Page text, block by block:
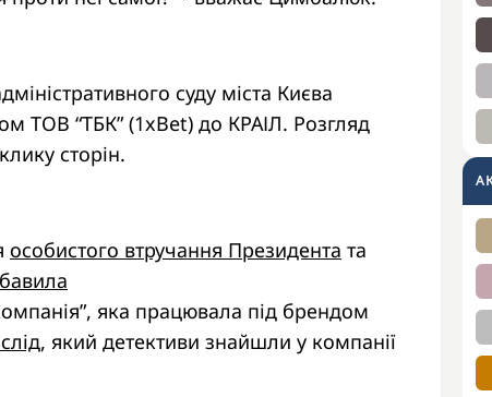
суду міста Києва
ТОВ “ТБК” (1xBet) до КРАІЛ. Розгляд
сторін.
особистого втручання Президента та
яка працювала під брендом
, який детективи знайшли у компанії